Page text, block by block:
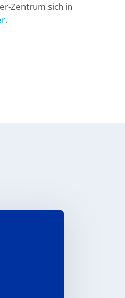
Zentrum sich in
.